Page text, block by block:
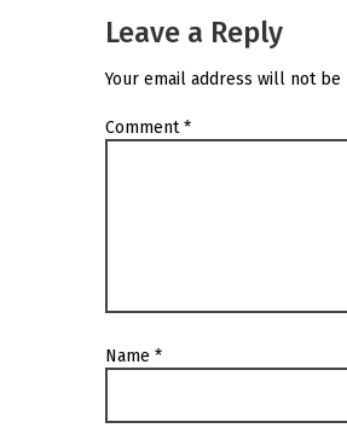
Leave a Reply
Your email address will not be
Comment*
Name *